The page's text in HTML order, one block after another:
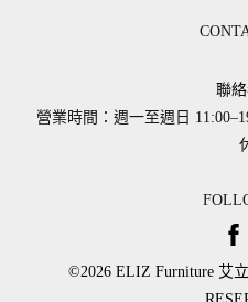
聯
營業時間：週一至週日
©2026 ​ELIZ Furniture 艾